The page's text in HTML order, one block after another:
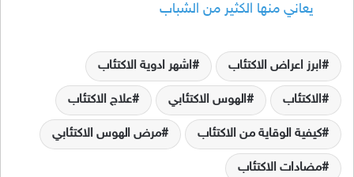
يعاني منها الكثير من الشباب
ابرز اعراض الاكتئاب اشهر ادوية الاكتئاب
الاكتئاب الهوس الاكتئابي علاج الاكتئاب
كيفية الوقاية من الاكتئاب مرض الهوس الاكتئابي
مضادات الاكتئاب